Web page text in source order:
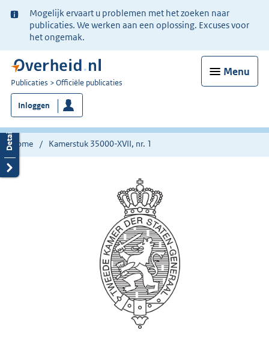
Ter
informatie:
Mogelijk ervaart u problemen met het zoeken naar
publicaties. We werken aan een oplossing. Excuses voor
het ongemak.
Menu
U
bent
nu
hier:
Publicaties Officiële publicaties
Inloggen
Home Kamerstuk 35000-XVII, nr. 1